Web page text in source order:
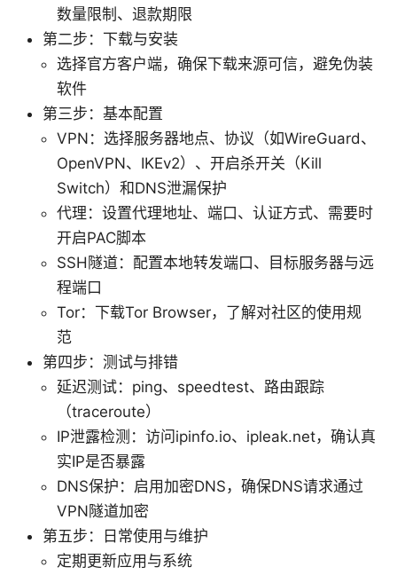
数量限制、退款期限
第二步：下载与安装
选择官方客户端，确保下载来源可信，避免伪装
软件
第三步：基本配置
VPN：选择服务器地点、协议（如WireGuard、
OpenVPN、IKEv2）、开启杀开关（Kill
Switch）和DNS泄漏保护
代理：设置代理地址、端口、认证方式、需要时
开启PAC脚本
SSH隧道：配置本地转发端口、目标服务器与远
程端口
Tor：下载Tor Browser，了解对社区的使用规
范
第四步：测试与排错
延迟测试：ping、speedtest、路由跟踪
（traceroute）
IP泄露检测：访问ipinfo.io、ipleak.net，确认真
实IP是否暴露
DNS保护：启用加密DNS，确保DNS请求通过
VPN隧道加密
第五步：日常使用与维护
定期更新应用与系统